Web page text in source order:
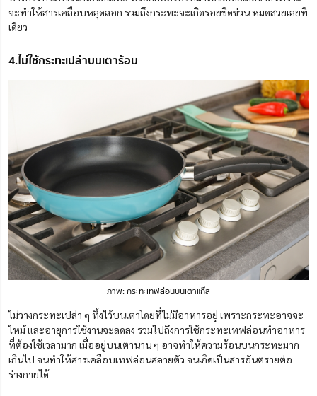
จะทำให้สารเคลือบหลุดลอก รวมถึงกระทะจะเกิดรอยขีดข่วน หมดสวยเลยที
เดียว
4.ไม่ใช้กระทะเปล่าบนเตาร้อน
ภาพ: กระทะเทฟล่อนบนเตาแก๊ส
ไม่วางกระทะเปล่า ๆ ทิ้งไว้บนเตาโดยที่ไม่มีอาหารอยู่ เพราะกระทะอาจจะ
ไหม้ และอายุการใช้งานจะลดลง รวมไปถึงการใช้กระทะเทฟล่อนทำอาหาร
ที่ต้องใช้เวลามาก เมื่ออยู่บนเตานาน ๆ อาจทำให้ความร้อนบนกระทะมาก
เกินไป จนทำให้สารเคลือบเทฟล่อนสลายตัว จนเกิดเป็นสารอันตรายต่อ
ร่างกายได้